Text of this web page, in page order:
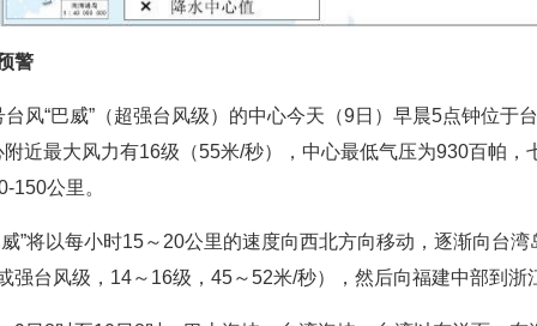
警
台风“巴威”（超强台风级）的中心今天（9日）早晨5点钟位
近最大风力有16级（55米/秒），中心最低气压为930百帕
150公里。
威”将以每小时15～20公里的速度向西北方向移动，逐渐向台
强台风级，14～16级，45～52米/秒），然后向福建中部到浙